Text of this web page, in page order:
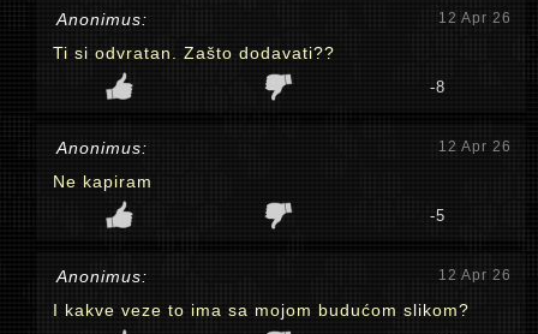
Anonimus: 12 Apr 26
Ti si odvratan. Zašto dodavati??
-8
Anonimus: 12 Apr 26
Ne kapiram
-5
Anonimus: 12 Apr 26
I kakve veze to ima sa mojom budućom slikom?